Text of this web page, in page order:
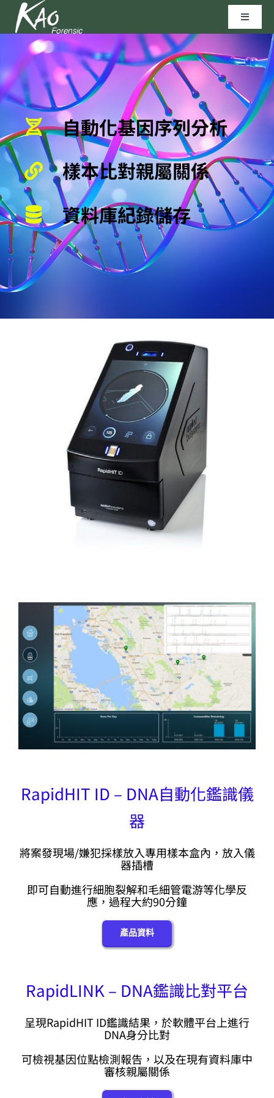
Skip
content
Toggle
區塊鏈技術
資安實驗室
聯繫我們
高田科技©
自動化基因序列分析
樣本比對親屬關係
資料庫紀錄儲存
RapidHIT ID – DNA自動化鑑識儀
器
將案發現場/嫌犯採樣放入專用樣本盒內，放入儀
器插槽
即可自動進行細胞裂解和毛細管電游等化學反
應，過程大約90分鐘
產品資料
RapidLINK – DNA鑑識比對平台
呈現RapidHIT ID鑑識結果，於軟體平台上進行
DNA身分比對
可檢視基因位點檢測報告，以及在現有資料庫中
審核親屬關係